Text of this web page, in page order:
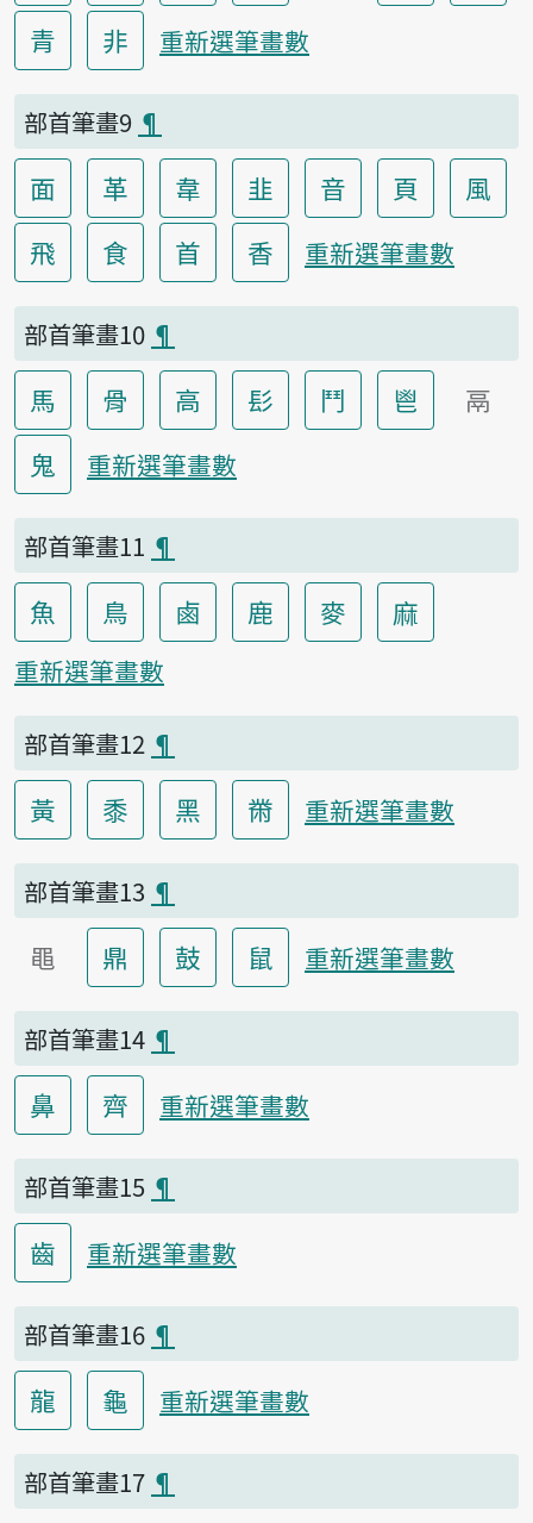
青
非 重新選筆畫數
部首筆畫9 ¶
面 革 韋 韭 音 頁
風
飛
食 首 香 重新選筆畫數
部首筆畫10 ¶
馬 骨 高 髟 鬥 鬯
鬲
鬼
重新選筆畫數
部首筆畫11 ¶
魚 鳥 鹵 鹿 麥 麻
重新選筆畫數
部首筆畫12 ¶
黃 黍 黑 黹 重新選筆畫數
部首筆畫13 ¶
黽 鼎 鼓 鼠 重新選筆畫數
部首筆畫14 ¶
鼻 齊 重新選筆畫數
部首筆畫15 ¶
齒 重新選筆畫數
部首筆畫16 ¶
龍 龜 重新選筆畫數
部首筆畫17 ¶